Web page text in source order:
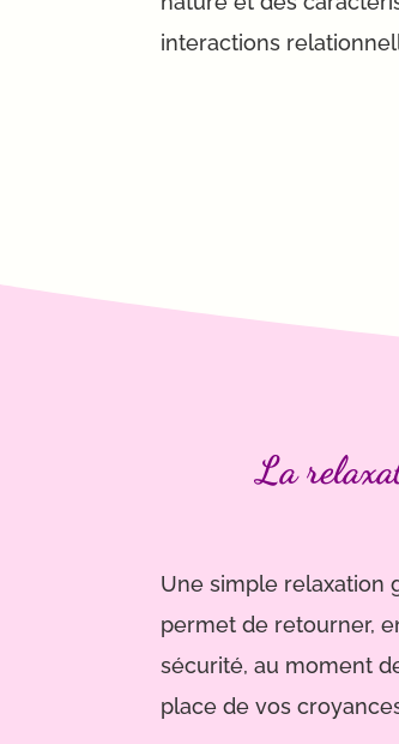
interactions
La
Une simple relaxation
permet de retourner,
sécurité, au moment
place de vos